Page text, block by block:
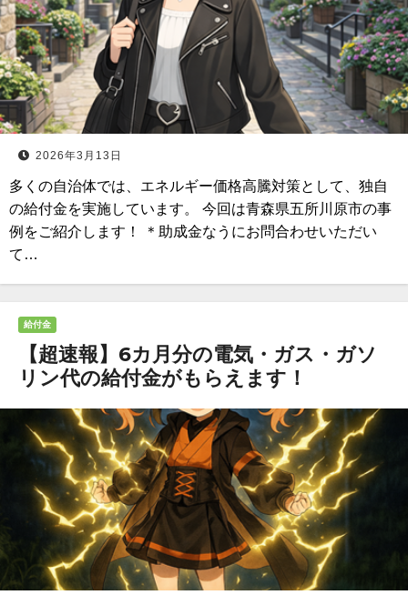
2026年3月13日
多くの自治体では、エネルギー価格高騰対策として、独自
の給付金を実施しています。 今回は青森県五所川原市の事
例をご紹介します！ ＊助成金なうにお問合わせいただい
て…
給付金
【超速報】6カ月分の電気・ガス・ガソ
リン代の給付金がもらえます！